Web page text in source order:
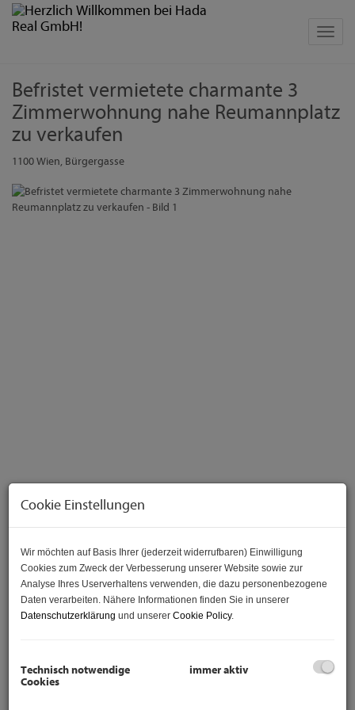
Befristet vermietete charmante 3
Zimmerwohnung nahe Reumannplatz
zu verkaufen
1100 Wien, Bürgergasse
Beschreibung
Hier steht die befristet bis 29.2.2028 sanierte 3-Zimmer
Wohnung mit ca. 58 m² Wohnnutzfläche zum Kauf zur
Cookie Einstellungen
Wir möchten auf Basis Ihrer (jederzeit widerrufbaren) Einwilligung
Cookies zum Zweck der Verbesserung unserer Website sowie zur
Analyse Ihres Userverhaltens verwenden, die dazu personenbezogene
Daten verarbeiten. Nähere Informationen finden Sie in unserer
Datenschutzerklärung und unserer Cookie Policy.
Technisch notwendige
Cookies
immer aktiv